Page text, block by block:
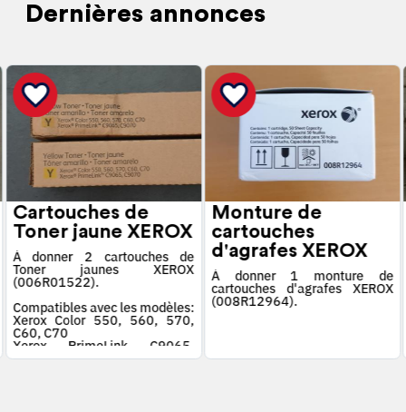
Dernières annonces
Cartouches de
Toner jaune XEROX
À donner 2 cartouches de
Toner jaunes XEROX
(006R01522).
Compatibles avec les modèles:
Xerox Color 550, 560, 570,
C60, C70
Xerox PrimeLink C9065,
C9070
Monture de
cartouches
d'agrafes XEROX
À donner 1 monture de
cartouches d'agrafes XEROX
(008R12964).